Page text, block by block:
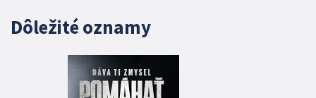
Dôležité oznamy